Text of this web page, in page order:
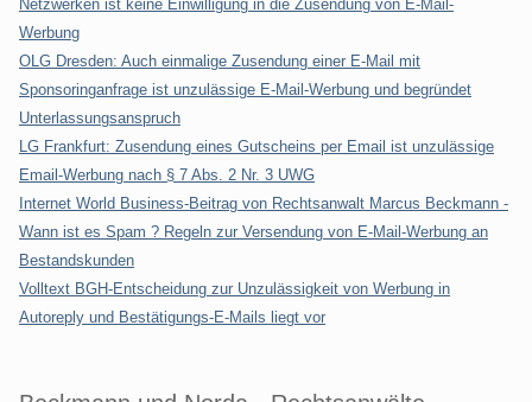
Netzwerken ist keine Einwilligung in die Zusendung von E-Mail-
Werbung
OLG Dresden: Auch einmalige Zusendung einer E-Mail mit
Sponsoringanfrage ist unzulässige E-Mail-Werbung und begründet
Unterlassungsanspruch
LG Frankfurt: Zusendung eines Gutscheins per Email ist unzulässige
Email-Werbung nach § 7 Abs. 2 Nr. 3 UWG
Internet World Business-Beitrag von Rechtsanwalt Marcus Beckmann -
Wann ist es Spam ? Regeln zur Versendung von E-Mail-Werbung an
Bestandskunden
Volltext BGH-Entscheidung zur Unzulässigkeit von Werbung in
Autoreply und Bestätigungs-E-Mails liegt vor